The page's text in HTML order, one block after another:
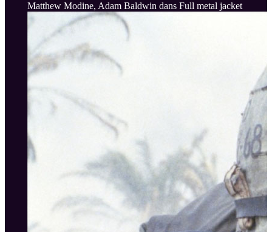
Matthew Modine, Adam Baldwin dans Full metal jacket